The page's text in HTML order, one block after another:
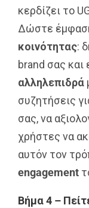
κερδίζει το
Δώστε
κοινότητας:
brand σας και
αλληλεπιδρά
συζητήσεις
σας, να
χρήστες να
αυτόν τον
engagement
Βήμα 4 –